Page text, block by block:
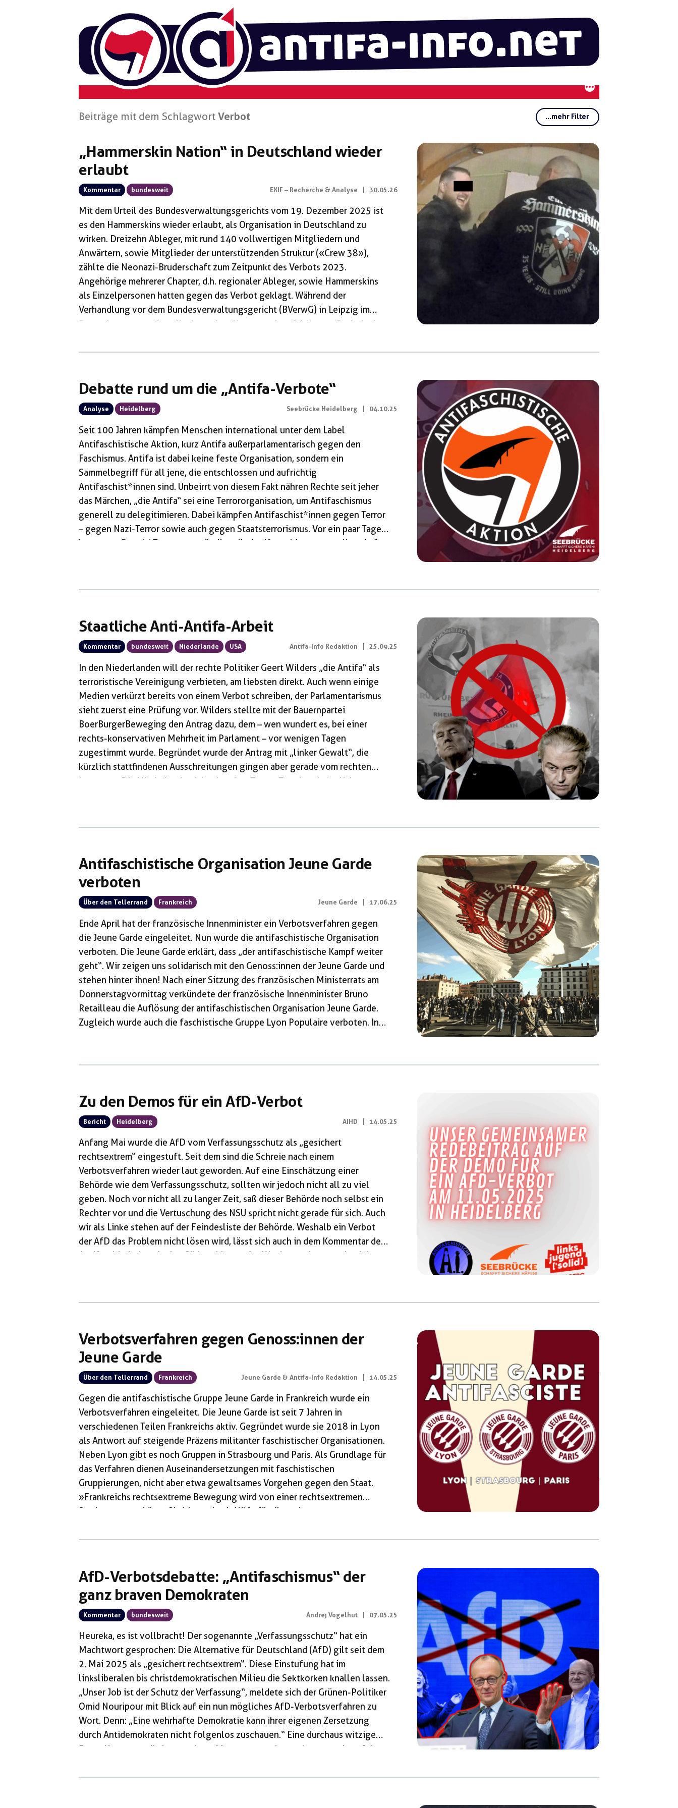
Beiträge mit dem Schlagwort Verbot ...mehr Filter
Gruppen:Schlagwörter:
Verb
„Hammerskin Nation“ in Deutschland wieder
erlaubt
Kommentar bundesweit EXIF – Recherche & Analyse 30.05.26
Mit dem Urteil des Bundesverwaltungsgerichts vom 19. Dezember 2025 ist
es den Hammerskins wieder erlaubt, als Organisation in Deutschland zu
wirken. Dreizehn Ableger, mit rund 140 vollwertigen Mitgliedern und
Anwärtern, sowie Mitglieder der unterstützenden Struktur («Crew 38»),
zählte die Neonazi-Bruderschaft zum Zeitpunkt des Verbots 2023.
Angehörige mehrerer Chapter, d.h. regionaler Ableger, sowie Hammerskins
als Einzelpersonen hatten gegen das Verbot geklagt. Während der
Verhandlung vor dem Bundesverwaltungsgericht (BVerwG) in Leipzig im
Dezember 2025 gaben die deutschen Hammerskins viel Interna Preis, in der
Bundesministerium für Inneres (BMI) unter Nancy Faeser hatte die
Debatte rund um die „Antifa-Verbote“
Analyse Heidelberg Seebrücke Heidelberg 04.10.25
Seit 100 Jahren kämpfen Menschen international unter dem Label
Antifaschistische Aktion, kurz Antifa außerparlamentarisch gegen den
Faschismus. Antifa ist dabei keine feste Organisation, sondern ein
Sammelbegriff für all jene, die entschlossen und aufrichtig
Antifaschist*innen sind. Unbeirrt von diesem Fakt nähren Rechte seit jeher
das Märchen, „die Antifa“ sei eine Terrororganisation, um Antifaschismus
generell zu delegitimieren. Dabei kämpfen Antifaschist*innen gegen Terror
– gegen Nazi-Terror sowie auch gegen Staatsterrorismus. Vor ein paar Tagen
hat zuerst Donald Trump angekündigt, die Antifa verbieten zu wollen. Auf
Staatliche Anti-Antifa-Arbeit
Kommentar bundesweit Niederlande USA Antifa-Info Redaktion 25.09.25
In den Niederlanden will der rechte Politiker Geert Wilders „die Antifa“ als
terroristische Vereinigung verbieten, am liebsten direkt. Auch wenn einige
Medien verkürzt bereits von einem Verbot schreiben, der Parlamentarismus
sieht zuerst eine Prüfung vor. Wilders stellte mit der Bauernpartei
BoerBurgerBeweging den Antrag dazu, dem – wen wundert es, bei einer
rechts-konservativen Mehrheit im Parlament – vor wenigen Tagen
zugestimmt wurde. Begründet wurde der Antrag mit „linker Gewalt“, die
kürzlich stattfindenen Ausschreitungen gingen aber gerade vom rechten
Lager aus. Die Niederlande zieht also dem Trump-Trend nach, jegliche
Antifaschistische Organisation Jeune Garde
verboten
Über den Tellerrand Frankreich Jeune Garde 17.06.25
Ende April hat der französische Innenminister ein Verbotsverfahren gegen
die Jeune Garde eingeleitet. Nun wurde die antifaschistische Organisation
verboten. Die Jeune Garde erklärt, dass „der antifaschistische Kampf weiter
geht“. Wir zeigen uns solidarisch mit den Genoss:innen der Jeune Garde und
stehen hinter ihnen! Nach einer Sitzung des französischen Ministerrats am
Donnerstagvormittag verkündete der französische Innenminister Bruno
Retailleau die Auflösung der antifaschistischen Organisation Jeune Garde.
Zugleich wurde auch die faschistische Gruppe Lyon Populaire verboten. In
Argumentationen, insbesondere gegen Muslime, würden normalisiert,
Zu den Demos für ein AfD-Verbot
Bericht Heidelberg AIHD 14.05.25
Anfang Mai wurde die AfD vom Verfassungsschutz als „gesichert
rechtsextrem“ eingestuft. Seit dem sind die Schreie nach einem
Verbotsverfahren wieder laut geworden. Auf eine Einschätzung einer
Behörde wie dem Verfassungsschutz, sollten wir jedoch nicht all zu viel
geben. Noch vor nicht all zu langer Zeit, saß dieser Behörde noch selbst ein
Rechter vor und die Vertuschung des NSU spricht nicht gerade für sich. Auch
wir als Linke stehen auf der Feindesliste der Behörde. Weshalb ein Verbot
der AfD das Problem nicht lösen wird, lässt sich auch in dem Kommentar der
Antifaschistischen Aktion Süd nachlesen. Am Wochenende waren in vielen
Verbotsverfahren gegen Genoss:innen der
Jeune Garde
Über den Tellerrand Frankreich Jeune Garde & Antifa-Info Redaktion 14.05.25
Gegen die antifaschistische Gruppe Jeune Garde in Frankreich wurde ein
Verbotsverfahren eingeleitet. Die Jeune Garde ist seit 7 Jahren in
verschiedenen Teilen Frankreichs aktiv. Gegründet wurde sie 2018 in Lyon
als Antwort auf steigende Präzens militanter faschistischer Organisationen.
Neben Lyon gibt es noch Gruppen in Strasbourg und Paris. Als Grundlage für
das Verfahren dienen Auseinandersetzungen mit faschistischen
Gruppierungen, nicht aber etwa gewaltsames Vorgehen gegen den Staat.
»Frankreichs rechtsextreme Bewegung wird von einer rechtsextremen
Regierung geschützt. Sie bietet damit Hilfe für die rechtsextremen
Motivation ziehen«, kommentiert ein Mitglied der Jugendorganisation, das
AfD-Verbotsdebatte: „Antifaschismus“ der
ganz braven Demokraten
Kommentar bundesweit Andrej Vogelhut 07.05.25
Heureka, es ist vollbracht! Der sogenannte „Verfassungsschutz“ hat ein
Machtwort gesprochen: Die Alternative für Deutschland (AfD) gilt seit dem
2. Mai 2025 als „gesichert rechtsextrem“. Diese Einstufung hat im
linksliberalen bis christdemokratischen Milieu die Sektkorken knallen lassen.
„Unser Job ist der Schutz der Verfassung“, meldete sich der Grünen-Politiker
Omid Nouripour mit Blick auf ein nun mögliches AfD-Verbotsverfahren zu
Wort. Denn: „Eine wehrhafte Demokratie kann ihrer eigenen Zersetzung
durch Antidemokraten nicht folgenlos zuschauen.“ Eine durchaus witzige
Formulierung, weil sie von einem Mann kommt, der noch vor wenigen Jahren
gewählten und sozialistischen Präsidenten Evo Morales befürwortete. Ein